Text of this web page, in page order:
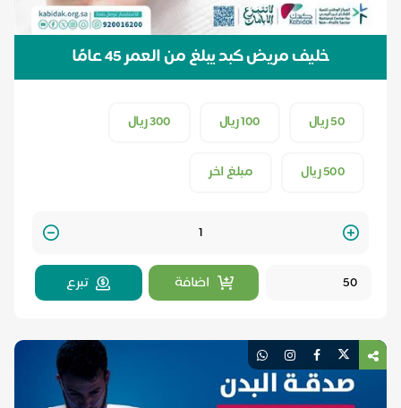
خليف مريض كبد يبلغ من العمر 45 عامًا
50 ريال 100 ريال 300 ريال
500 ريال مبلغ اخر
Quantity
اضافة
تبرع